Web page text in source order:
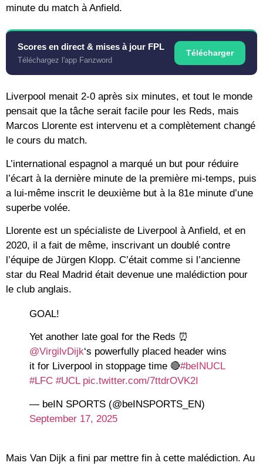
minute du match à Anfield.
Scores en direct & mises à jour FPL
Téléchargez l'app Fanzword
Télécharger
Liverpool menait 2-0 après six minutes, et tout le monde
pensait que la tâche serait facile pour les Reds, mais
Marcos Llorente est intervenu et a complètement changé
le cours du match.
L’international espagnol a marqué un but pour réduire
l’écart à la dernière minute de la première mi-temps, puis
a lui-même inscrit le deuxième but à la 81e minute d’une
superbe volée.
Llorente est un spécialiste de Liverpool à Anfield, et en
2020, il a fait de même, inscrivant un doublé contre
l’équipe de Jürgen Klopp. C’était comme si l’ancienne
star du Real Madrid était devenue une malédiction pour
le club anglais.
GOAL!
Yet another late goal for the Reds ⏰
@VirgilvDijk‘s powerfully placed header wins
it for Liverpool in stoppage time 🔴#beINUCL
#LFC #UCL pic.twitter.com/7ttdrOVK2I
— beIN SPORTS (@beINSPORTS_EN)
September 17, 2025
Mais Van Dijk a fini par mettre fin à cette malédiction. Au